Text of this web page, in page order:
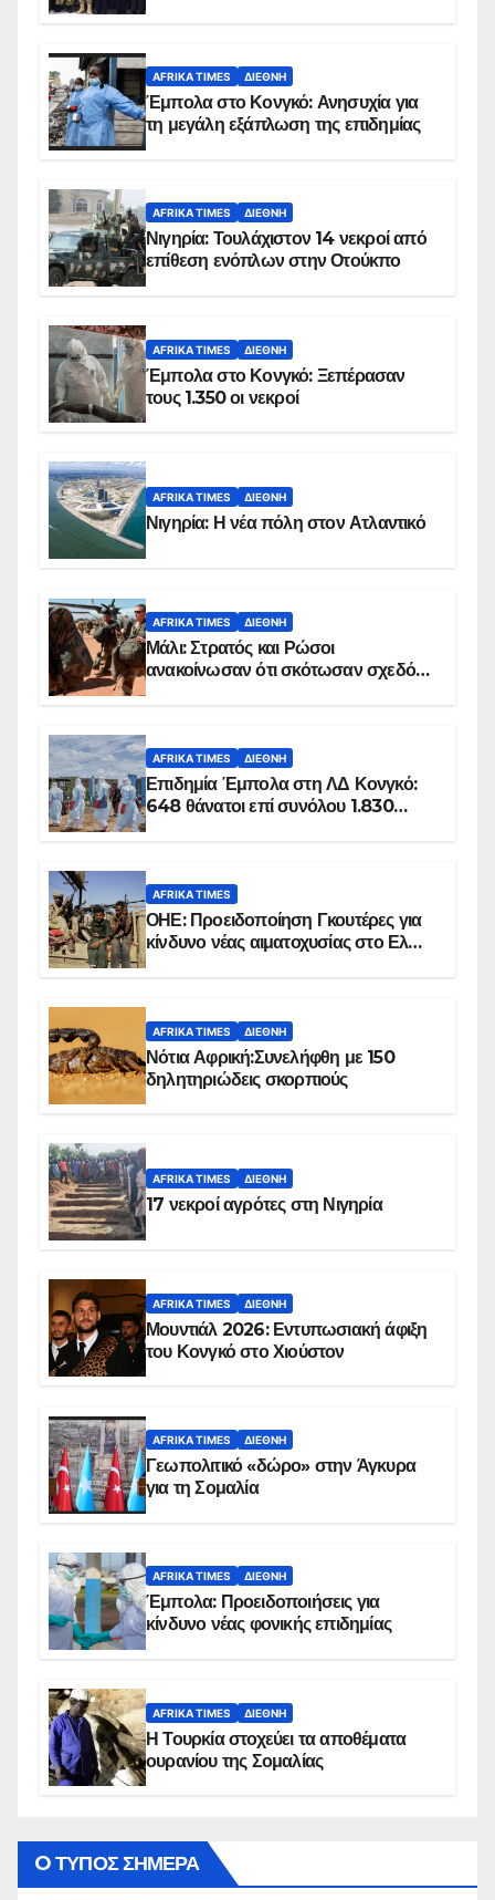
AFRIKA TIMES ΔΙΕΘΝΉ
Έμπολα στο Κονγκό: Ανησυχία για
τη μεγάλη εξάπλωση της επιδημίας
AFRIKA TIMES ΔΙΕΘΝΉ
Νιγηρία: Τουλάχιστον 14 νεκροί από
επίθεση ενόπλων στην Οτούκπο
AFRIKA TIMES ΔΙΕΘΝΉ
Έμπολα στο Κονγκό: Ξεπέρασαν
τους 1.350 οι νεκροί
AFRIKA TIMES ΔΙΕΘΝΉ
Νιγηρία: Η νέα πόλη στον Ατλαντικό
AFRIKA TIMES ΔΙΕΘΝΉ
Μάλι: Στρατός και Ρώσοι
ανακοίνωσαν ότι σκότωσαν σχεδόν
AFRIKA TIMES ΔΙΕΘΝΉ
Επιδημία Έμπολα στη ΛΔ Κονγκό:
648 θάνατοι επί συνόλου 1.830
AFRIKA TIMES
ΟΗΕ: Προειδοποίηση Γκουτέρες για
κίνδυνο νέας αιματοχυσίας στο Ελ
AFRIKA TIMES ΔΙΕΘΝΉ
Νότια Αφρική:Συνελήφθη με 150
δηλητηριώδεις σκορπιούς
AFRIKA TIMES ΔΙΕΘΝΉ
17 νεκροί αγρότες στη Νιγηρία
AFRIKA TIMES ΔΙΕΘΝΉ
Μουντιάλ 2026: Εντυπωσιακή άφιξη
του Κονγκό στο Χιούστον
AFRIKA TIMES ΔΙΕΘΝΉ
Γεωπολιτικό «δώρο» στην Άγκυρα
για τη Σομαλία
AFRIKA TIMES ΔΙΕΘΝΉ
Έμπολα: Προειδοποιήσεις για
κίνδυνο νέας φονικής επιδημίας
AFRIKA TIMES ΔΙΕΘΝΉ
Η Τουρκία στοχεύει τα αποθέματα
ουρανίου της Σομαλίας
O ΤΥΠΟΣ ΣΗΜΕΡΑ